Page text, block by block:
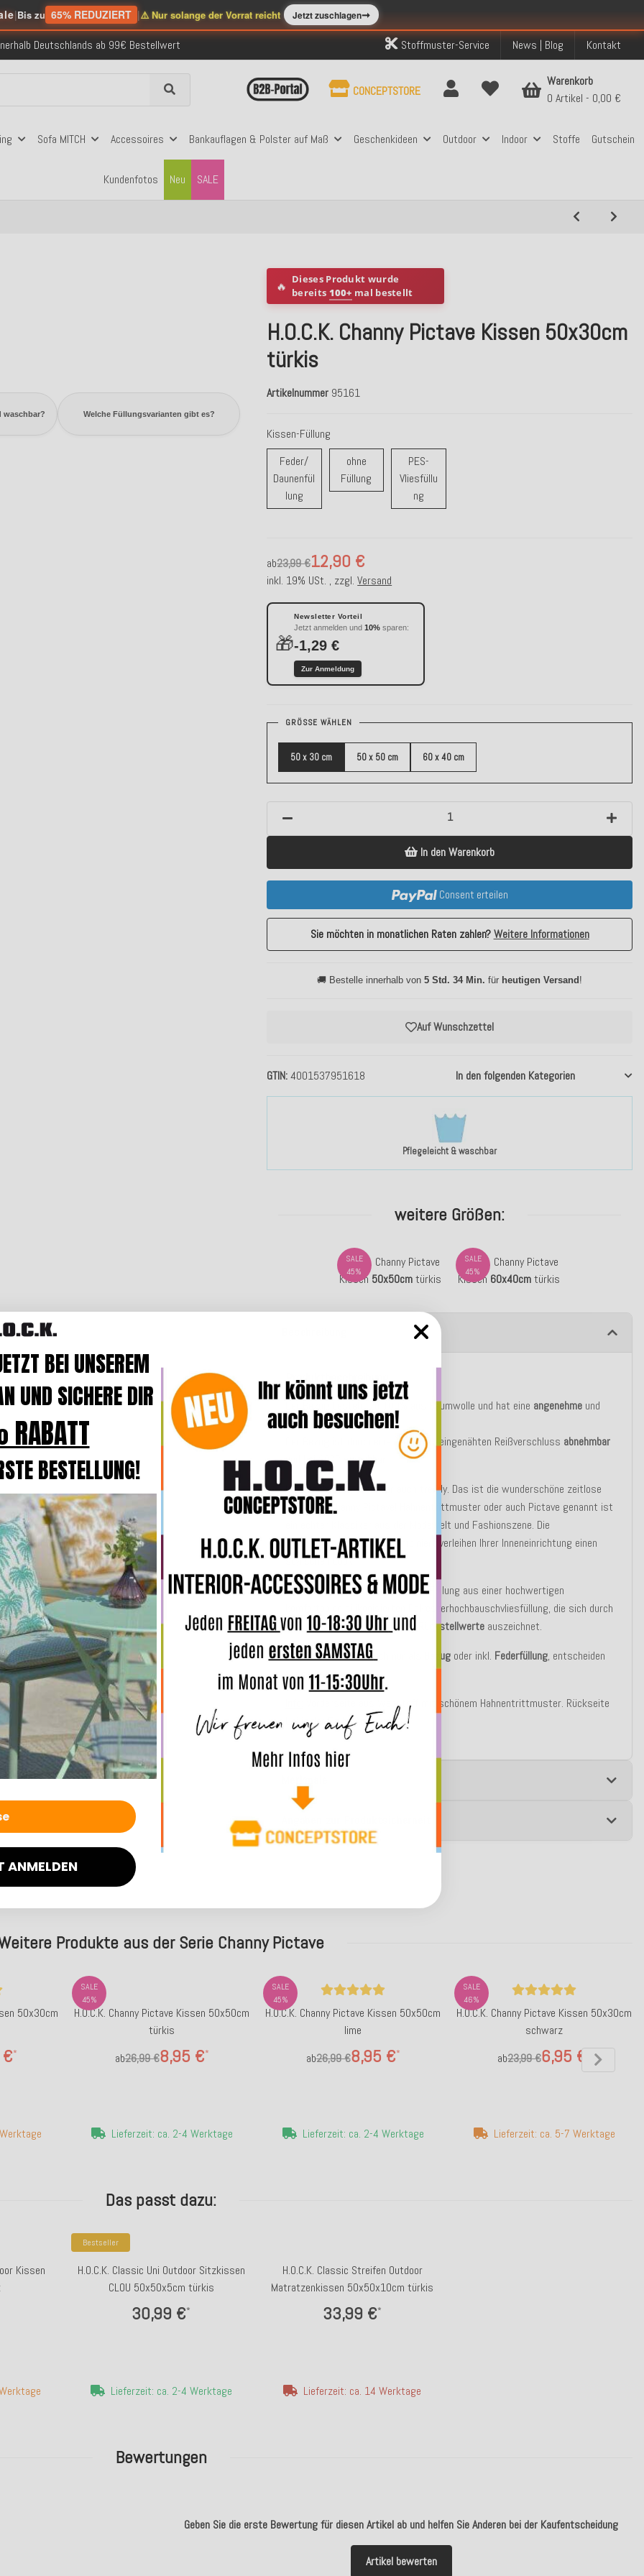
|Bis zu 65% REDUZIERT |⚠️ Nur solange der Vorrat reicht Jetzt zuschlagen➞
Deutschlands ab 99€ Bestellwert
versendete Bestellungen
Klarna, PayPal & Amazon Pay
Stoffmuster-Service News | Blog Kontakt
Sofa MITCH Accessoires Bankauflagen & Polster auf Maß Geschenkideen Outdoor Indoor Stoffe Gutschein
Kundenfotos SALE
Neu
CONCEPTSTORE
Warenkorb
0 Artikel
0,00 €
waschbar? Welche Füllungsvarianten gibt es?
🔥 Dieses Produkt wurde
bereits 100+ mal bestellt
H.O.C.K. Channy Pictave Kissen 50x30cm
türkis
Artikelnummer 95161
Pflegeleicht & waschbar
GTIN 4001537951618 In den folgenden Kategorien
Kissen-Füllung
Feder/
Daunenfül
lungFeder/ Daunenfüllung
ohne
Füllung ohne Füllung
PES-
Vliesfüllu
ngPES-Vliesfüllung
ab 12,90 €
23,99 €
inkl. 19% USt. , zzgl.Versand
🎁
Newsletter Vorteil
Jetzt anmelden und10% sparen:
-1,29 €
Zur Anmeldung
Auf Wunschzettel
GRÖSSE WÄHLEN
50 x 30 cm 50 x 50 cm 60 x 40 cm
In den Warenkorb
Consent erteilen
Sie möchten in monatlichen Raten zahlen?Weitere Informationen
🚚 Bestelle innerhalb von5 Std. 34 Min. für heutigen Versand !
weitere Größen:
SALE
45%
H.O.C.K. Channy Pictave
Kissen50x50cmtürkis
SALE
45%
H.O.C.K. Channy Pictave
Kissen60x40cmtürkis
Produktbeschreibung
Der Bezug besteht zu 100% aus Baumwolle und hat eine angenehme und
weiche Oberfläche.
Der Bezug ist durch einen verdeckt eingenähten Reißverschluss abnehmbar
und bei 30°C
waschbar
Klassisch, chic, edel aber auch trendy. Das ist die wunderschöne zeitlose
Kollektion Channy Pictave! Hahnentrittmuster oder auch Pictave genannt ist
ein echter Klassiker aus der Modewelt und Fashionszene. Die
verschiedenen Farbtöne kombiniert verleihen Ihrer Inneneinrichtung einen
stylischen Look.
In der Basic Variante besteht die Füllung aus einer hochwertigen
komfortablen silikonisierten Polyesterhochbauschvliesfüllung, die sich durch
eine
hohe Elastizität undgute Rückstellwerte auszeichnet.
Online zu bestellen auch nur als
Bezug oder inkl. Federfüllung, entscheiden
Sie selbst!
Vorderseite aus Webstoff mit schönem Hahnentrittmuster. Rückseite
Uni in der Farbe Anthrazit.
Bewertungen
Geben Sie die erste Bewertung für diesen Artikel ab und helfen Sie Anderen bei der Kaufentscheidung
Artikel bewerten
Produkte aus der Serie Channy Pictave
50x30cm
*
SALE
45%
H.O.C.K. Channy Pictave Kissen 50x50cm
türkis
ab
8,95 €*
26,99 €
Lieferzeit: ca. 2-4 Werktage
SALE
45%
H.O.C.K. Channy Pictave Kissen 50x50cm
lime
ab
8,95 €*
26,99 €
Lieferzeit: ca. 2-4 Werktage
SALE
46%
H.O.C.K. Channy Pictave Kissen 50x30cm
schwarz
ab
6,95 €
23,99 €
Lieferzeit: ca. 5-7 Werktage
Das passt dazu:
Kissen
Bestseller
H.O.C.K. Classic Uni Outdoor Sitzkissen
CLOU 50x50x5cm türkis
30,99 €*
Lieferzeit: ca. 2-4 Werktage
H.O.C.K. Classic Streifen Outdoor
Matratzenkissen 50x50x10cm türkis
33,99 €*
Lieferzeit: ca. 14 Werktage
BEI UNSEREM
UND SICHERE DIR
BESTELLUNG!
ANMELDEN